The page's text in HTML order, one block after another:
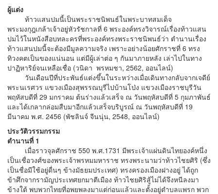
ผู้แต่ง
ท้าวแสนปมนี้เป็นพระราชนิพนธ์ในพระบาทสมเด็จ
พระมงกุฎเกล้าเจ้าอยู่หัวรัชกาลที่ 6 พระองค์ทรงวิจารณ์เรื่องท้าวแสน
ปมไว้ในหนังสือบทละครที่พระองค์ทรงพระราชนิพนธ์ว่า ตำนานเรื่อง
ท้าวแสนปมนี้จะต้องมีมูลความจริง เพราะอย่างน้อยศักราชที่ 6 ทรง
ทิวงคตเป็นของแน่นอน แต่มีผู้เล่าต่อ ๆ กันมาภายหลัง เล่าไปในทาง
ปาฏิหาริย์จนเหลือเชื่อ (วนิดา พรหมชา, 2562, ออนไลน์)
วันเดือนปีที่ประพันธ์แต่งขึ้นในระหว่างเมื่อเดินทางกลับจากเจดีย์
พระนเรศวร แขวงเมืองสุพรรณบุรีไปบ้านโป่ง แขวงเมืองราชบุรีวัน
พฤหัสบดีที่ 29 มกราคม ต้นร่างแล้วเสร็จ ณ วันพฤหัสบดีที่ 5 กุมภาพันธ์
และได้เกลากล่อมสืบมาอีกแล้วเสร็จบริบูรณ์ ณ วันพฤหัสบดีที่ 19
มีนาคม พ.ศ. 2456 (พัชลินจ์ จีนนุ่น, 2548, ออนไลน์)
ประวัติวรรมกรรม
ตำนานที่ 1
เมื่อราวจุลศักราช 550 พ.ศ.1731 มีพระเจ้าแผ่นดินไทยองค์หนึ่ง
เป็นเชื่อวงศ์ของพระเจ้าพรหมมหาราช ทรงพระนามว่าท้าวไชยศิริ (ซึ่ง
เป็นชื่อมีใช้อยู่ดื่นๆ ข้างมัธยมประเทศ) ทรงครองเมืองฝางอยู่ ได้ถูก
ข้าศึกจากรามัญประเทศยกมาตีเมือง ท้าวไชยศิริสู้ไม่ได้จึงหนีลงมา
ข้างใต้ พบพวกไทยที่อพยพลงมาแต่ก่อนแล้วและตั้งอยู่ตำบลแพรก พวก